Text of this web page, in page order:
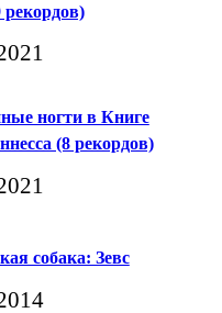
рекордов)
ногти в Книге
(8 рекордов)
собака: Зевс